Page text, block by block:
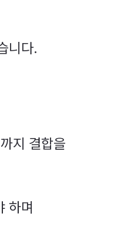
니다.
지 결합을
하며